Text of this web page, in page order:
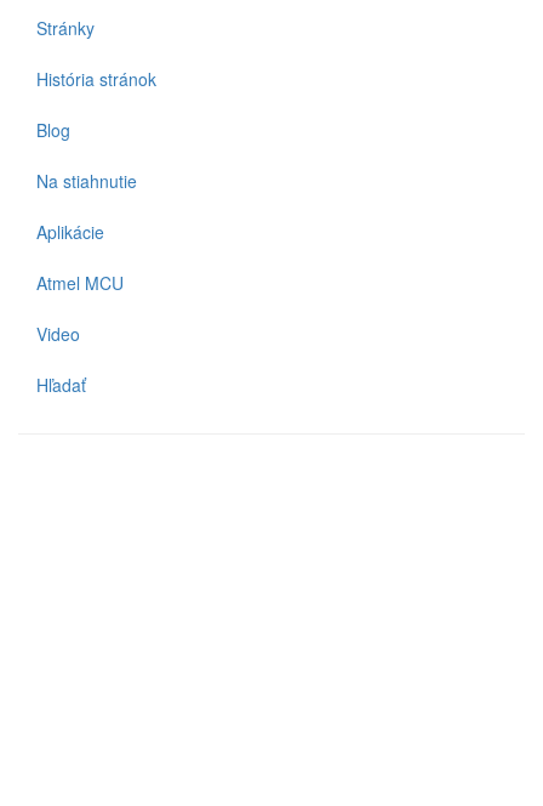
Stránky
História stránok
Blog
Na stiahnutie
Aplikácie
Atmel MCU
Video
Hľadať